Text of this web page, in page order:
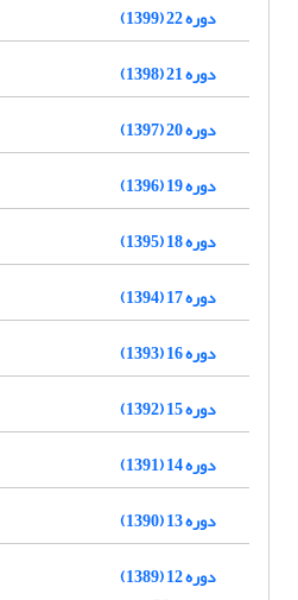
دوره 22 (1399)
دوره 21 (1398)
دوره 20 (1397)
دوره 19 (1396)
دوره 18 (1395)
دوره 17 (1394)
دوره 16 (1393)
دوره 15 (1392)
دوره 14 (1391)
دوره 13 (1390)
دوره 12 (1389)